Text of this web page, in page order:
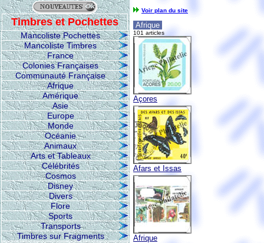
Timbres et Pochettes
Mancoliste Pochettes
Mancoliste Timbres
France
Colonies Françaises
Communauté Française
Afrique
Amérique
Asie
Europe
Monde
Océanie
Animaux
Arts et Tableaux
Célébrités
Cosmos
Disney
Divers
Flore
Sports
Transports
Timbres sur Fragments
Voir plan du site
Afrique
101 articles
Açores
Afars et Issas
Afrique